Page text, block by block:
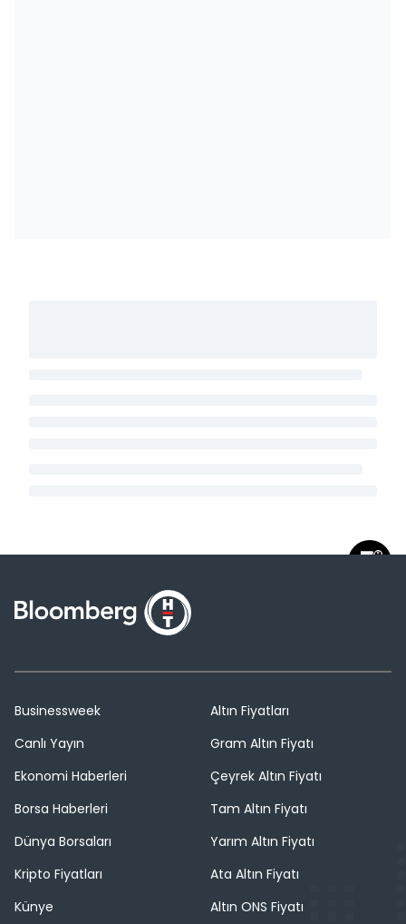
Businessweek
Canlı Yayın
Ekonomi Haberleri
Borsa Haberleri
Dünya Borsaları
Kripto Fiyatları
Künye
Altın Fiyatları
Gram Altın Fiyatı
Çeyrek Altın Fiyatı
Tam Altın Fiyatı
Yarım Altın Fiyatı
Ata Altın Fiyatı
Altın ONS Fiyatı